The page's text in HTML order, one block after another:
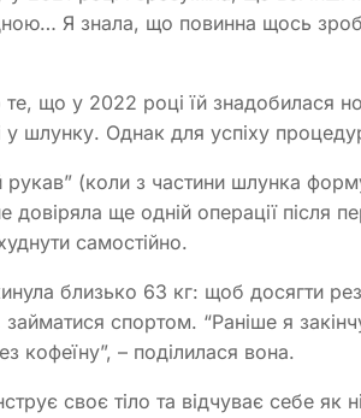
Я знала, що повинна щось
що у 2022 році їй знадобилася
шлунку. Однак для успіху
рукав” (коли з частини шлунка
ще одній операції після
самостійно.
близько 63 кг: щоб досягти
займатися спортом. “Раніше я
кофеїну”, – поділилася вона.
своє тіло та відчуває себе як